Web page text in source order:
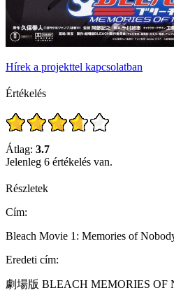
Hírek a projekttel kapcsolatban
Értékelés
Átlag: 3.7
Jelenleg 6 értékelés van.
Részletek
Cím:
Bleach Movie 1: Memories of
Eredeti cím:
劇場版 BLEACH MEMORIES OF